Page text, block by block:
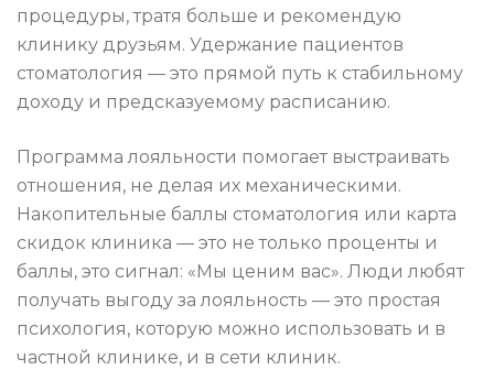
процедуры, тратя больше и рекомендую
клинику друзьям. Удержание пациентов
стоматология — это прямой путь к стабильному
доходу и предсказуемому расписанию.
Программа лояльности помогает выстраивать
отношения, не делая их механическими.
Накопительные баллы стоматология или карта
скидок клиника — это не только проценты и
баллы, это сигнал: «Мы ценим вас». Люди любят
получать выгоду за лояльность — это простая
психология, которую можно использовать и в
частной клинике, и в сети клиник.